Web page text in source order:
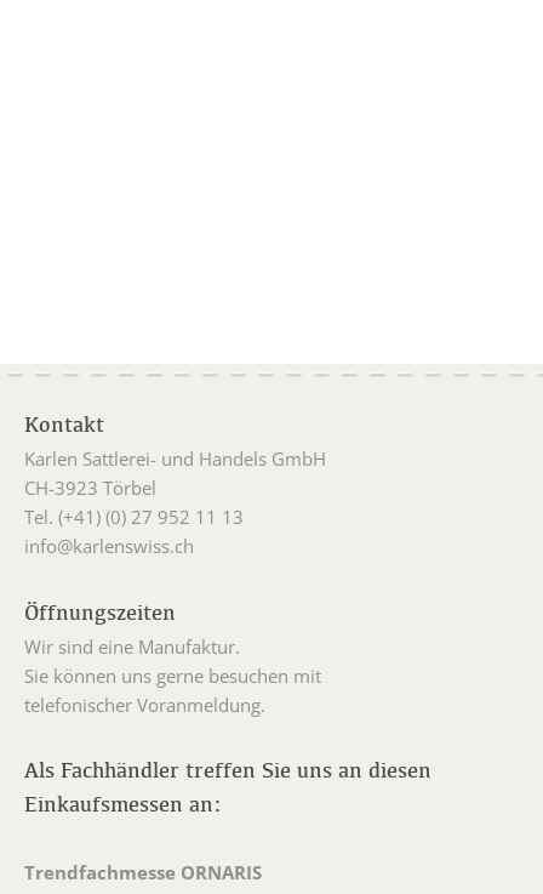
Kontakt
Karlen Sattlerei- und Handels GmbH
CH-3923 Törbel
Tel. (+41) (0) 27 952 11 13
info@karlenswiss.ch
Öffnungszeiten
Wir sind eine Manufaktur.
Sie können uns gerne besuchen mit
telefonischer Voranmeldung.
Als Fachhändler treffen Sie uns an diesen
Einkaufsmessen an:
Trendfachmesse ORNARIS